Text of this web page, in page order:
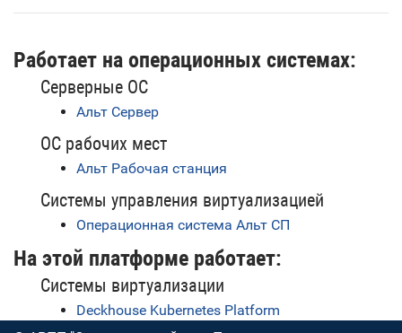
Работает на операционных системах:
Серверные ОС
Альт Сервер
ОС рабочих мест
Альт Рабочая станция
Системы управления виртуализацией
Операционная система Альт СП
На этой платформе работает:
Системы виртуализации
Deckhouse Kubernetes Platform